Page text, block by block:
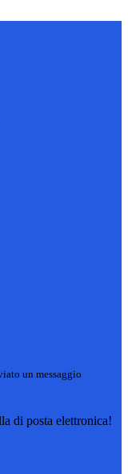
un messaggio
di posta elettronica!